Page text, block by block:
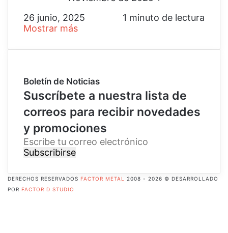
26 junio, 2025
1 minuto de lectura
Mostrar más
Boletín de Noticias
Suscríbete a nuestra lista de
correos para recibir novedades
y promociones
E
s
r
DERECHOS RESERVADOS FACTOR METAL
2008 - 2026 © DESARROLLADO
POR FACTOR D STUDIO